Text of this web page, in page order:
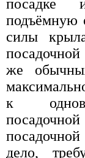
посадке
подъёмную
силы
посадочной
же
к
дело,